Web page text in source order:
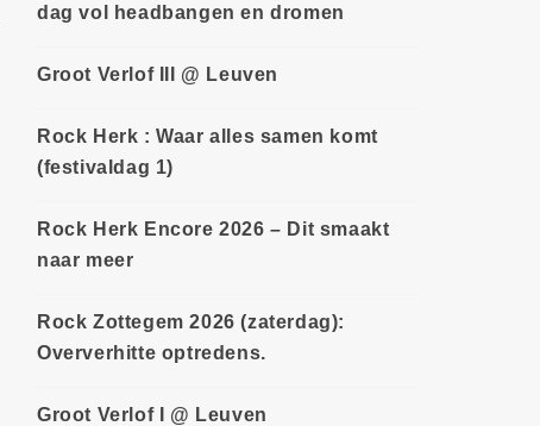
dag vol headbangen en dromen
Groot Verlof III @ Leuven
Rock Herk : Waar alles samen komt
(festivaldag 1)
Rock Herk Encore 2026 – Dit smaakt
naar meer
Rock Zottegem 2026 (zaterdag):
Oververhitte optredens.
Groot Verlof I @ Leuven